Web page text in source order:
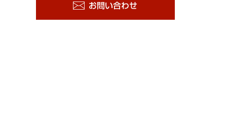
お問い合わせ